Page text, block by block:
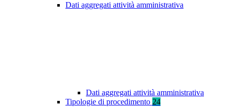
Dati aggregati attività amministrativa
Dati aggregati attività amministrativa
Tipologie di procedimento 24